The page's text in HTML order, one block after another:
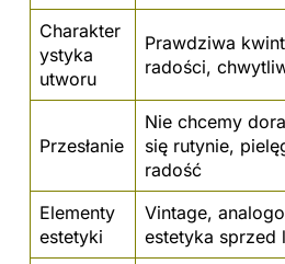
Charakter
ystyka
utworu
Prawdziwa
radości,
Przesłanie
Nie chcemy
się rutynie,
radość
Elementy
estetyki
Vintage,
estetyka sprzed